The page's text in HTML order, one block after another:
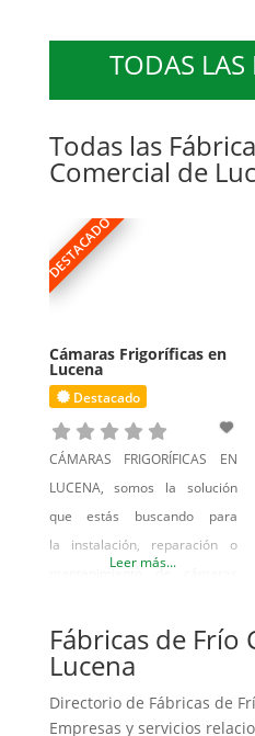
obradores, cámaras mixtas
de congelación y
refrigeración, cámaras
frigoríficas
frigoríficas con grupo o
vinotecas.
TODAS LAS
Todas las
Comercial de
DESTACADO
Cámaras Frigoríficas en
Lucena
Destacado
CÁMARAS FRIGORÍFICAS EN
LUCENA, somos la solución
que estás buscando para
la instalación, reparación o
mantenimiento de cámaras
congelación, cámaras de
conservación, túneles de
Leer más...
Fábricas de Frío
Lucena
Directorio de Fábricas de
Empresas y servicios